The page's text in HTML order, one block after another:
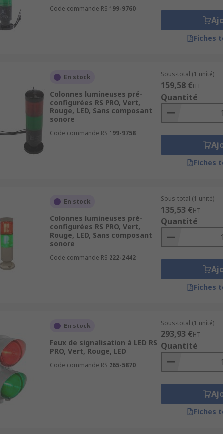
de produit selon l’application. Les colonnes lumineuses
230V ou basse tension, avec différents supports de
un système de signalisation ou sur un équipement
avec des fiches produit détaillées (série,
demande technique.
au panier.
Code commande RS 199-9760
Fiches
En stock
Colonnes lumineuses pré-
configurées RS PRO, Vert,
Rouge, LED, Sans composant
sonore
Code commande RS 199-9758
Sous-total (1 unité)
159,58 €HT
Quantité
Fiches
En stock
Colonnes lumineuses pré-
configurées RS PRO, Vert,
Rouge, LED, Sans composant
sonore
Code commande RS 222-2442
Sous-total (1 unité)
135,53 €HT
Quantité
Fiches
En stock
Feux de signalisation à LED RS
PRO, Vert, Rouge, LED
Code commande RS 265-5870
Sous-total (1 unité)
293,93 €HT
Quantité
Fiches